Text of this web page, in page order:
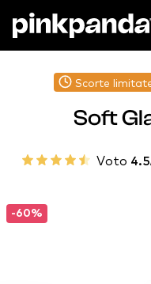
Scorte
Soft
Voto
-60%